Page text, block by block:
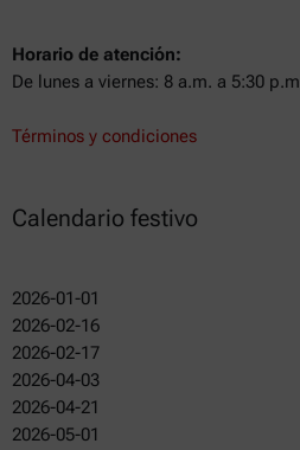
Horario de atención:
De lunes a viernes: 8 a.m. a 5:30 p.m
Términos y condiciones
Calendario festivo
2026-01-01
2026-02-16
2026-02-17
2026-04-03
2026-04-21
2026-05-01